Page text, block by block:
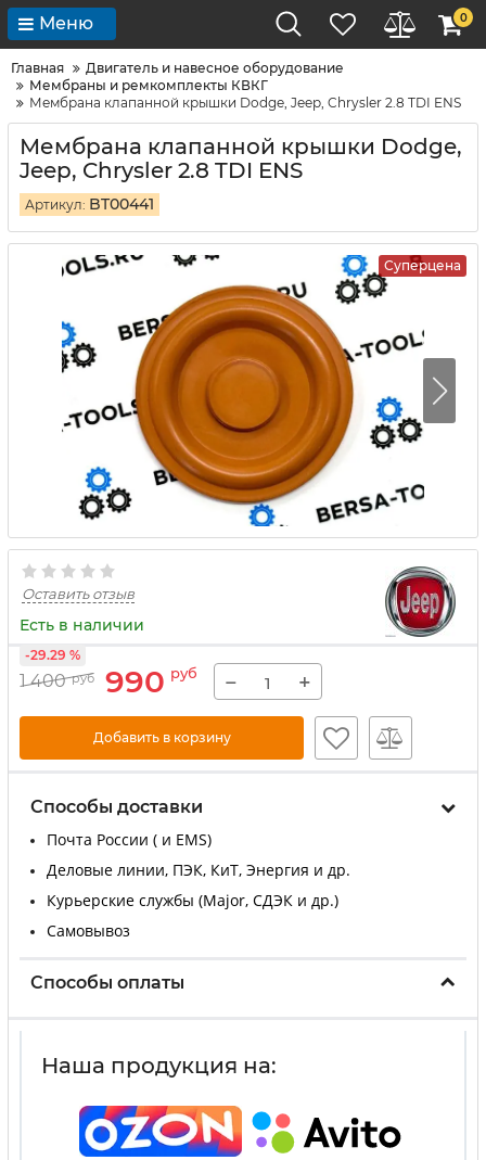
Меню 0
Главная
Двигатель и навесное оборудование
Мембраны и ремкомплекты КВКГ
Мембрана клапанной крышки Dodge, Jeep, Chrysler 2.8 TDI ENS
Мембрана клапанной крышки Dodge,
Jeep, Chrysler 2.8 TDI ENS
Артикул: BT00441
Суперцена
Оставить отзыв
Есть в наличии
1 400 руб 990 руб
-29.29 %
− +
Добавить в корзину
Способы доставки
Почта России ( и EMS)
Деловые линии, ПЭК, КиТ, Энергия и др.
Курьерские службы (Major, СДЭК и др.)
Самовывоз
Способы оплаты
Наша продукция на: